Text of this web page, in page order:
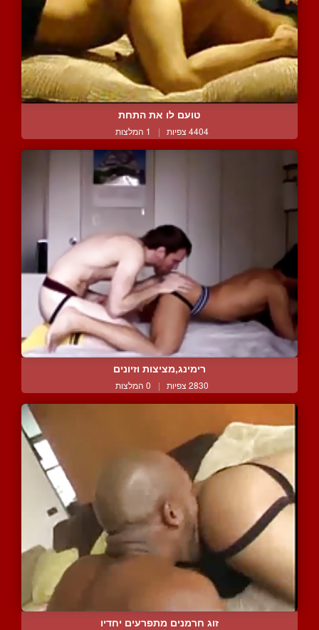
טועם לו את התחת
4404 צפיות | 1 המלצות
רימינג,מציצות וזיונים
2830 צפיות | 0 המלצות
זוג חרמנים מתפרעים יחדיו